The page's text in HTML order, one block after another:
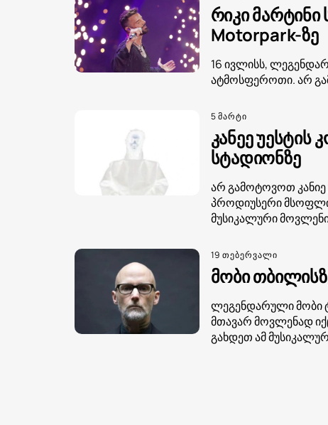
რიკი
Motorpark-ზე
16 ივლისს,
ატმოსფეროთი. არ
5 მარტი
კანეე
სტადიონზე
არ გამოტოვოთ
პროდიუსერი
მუსიკალური
19 თებერვალი
მობი
ლეგენდარული მობი
მთავარ მოვლენად
გახდეთ ამ